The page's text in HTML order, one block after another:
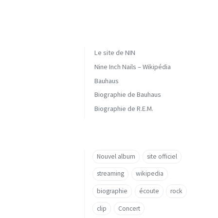
Le site de NIN
Nine Inch Nails – Wikipédia
Bauhaus
Biographie de Bauhaus
Biographie de R.E.M.
Nouvel album site officiel
streaming wikipedia
biographie écoute rock
clip Concert